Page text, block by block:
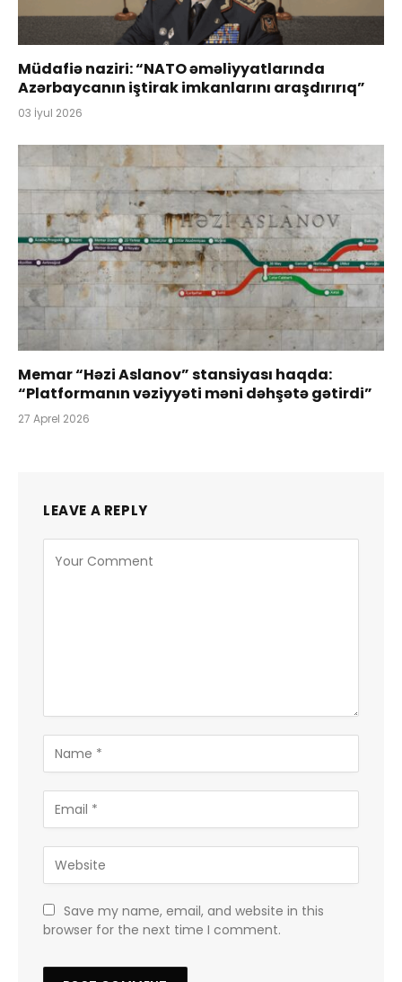
Müdafiə naziri: “NATO əməliyyatlarında
Azərbaycanın iştirak imkanlarını araşdırırıq”
03 İyul 2026
Memar “Həzi Aslanov” stansiyası haqda:
“Platformanın vəziyyəti məni dəhşətə gətirdi”
27 Aprel 2026
LEAVE A REPLY
Save my name, email, and website in this
browser for the next time I comment.